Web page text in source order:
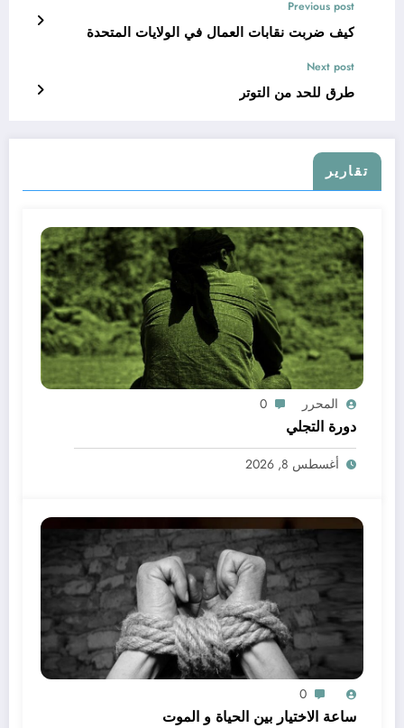
Previous post
كيف ضربت نقابات العمال في الولايات المتحدة
Next post
طرق للحد من التوتر
تقارير
المحرر 0
دورة التجلي
أغسطس 8, 2026
0
ساعة الاختيار بين الحياة و الموت